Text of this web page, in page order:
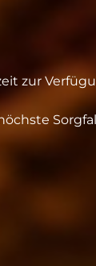
zur